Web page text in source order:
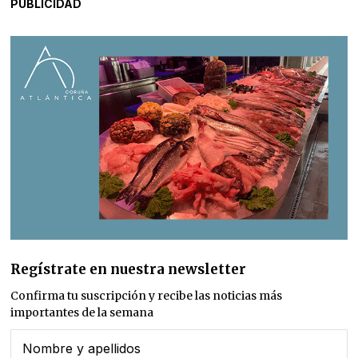
PUBLICIDAD
Regístrate en nuestra newsletter
Confirma tu suscripción y recibe las noticias más
importantes de la semana